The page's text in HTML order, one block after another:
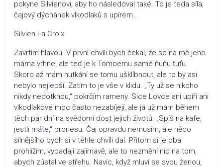
pokyne Silvienovi, aby ho následoval také. To je teda síla,
čajový dýchánek vlkodlaků s upírem...
Silvien La Croix
Zavrtím hlavou. V první chvíli bych čekal, že se na mě jeho
máma vrhne, ale teď je k Tomoemu samé ňuňu ťuťu.
Skoro až mám nutkání se tomu ušklíbnout, ale to by asi
nebylo nejlepší. Zatím to je vše v klidu. „Ty už se nikoho
nikdy nedotknou,“ pokrčím rameny. Sice Lovce ani upíři ani
vlkodlakové moc často nezabíjejí, ale já už mám během
těch pár dní na svědomí dost jejich životů. „Spíš na kafe,
jestli máte,“ pronesu. Čaj opravdu nemusím, ale něco
silnějšího bych si v téhle chvíli dal. Přitom si je oba
prohlížím, vypadají zajímavě, ale to nezmění nic na tom,
abych zůstal ve střehu. Navíc, když mluví se svou ženou,